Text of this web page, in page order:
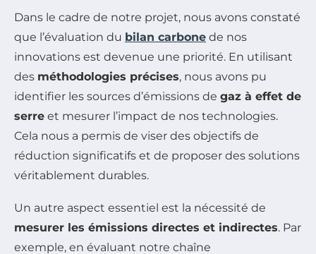
Dans le cadre de notre projet, nous avons constaté
que l’évaluation du bilan carbone de nos
innovations est devenue une priorité. En utilisant
des méthodologies précises, nous avons pu
identifier les sources d’émissions de gaz à effet de
serre et mesurer l’impact de nos technologies.
Cela nous a permis de viser des objectifs de
réduction significatifs et de proposer des solutions
véritablement durables.
Un autre aspect essentiel est la nécessité de
mesurer les émissions directes et indirectes. Par
exemple, en évaluant notre chaîne